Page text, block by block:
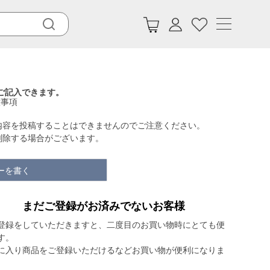
入できます。
項
を投稿することはできませんのでご注意ください。
する場合がございます。
を書く
まだご登録がお済みでないお客様
録をしていただきますと、二度目のお買い物時にとても便
。
入り商品をご登録いただけるなどお買い物が便利になりま